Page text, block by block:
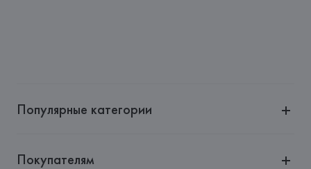
Популярные категории
Покупателям